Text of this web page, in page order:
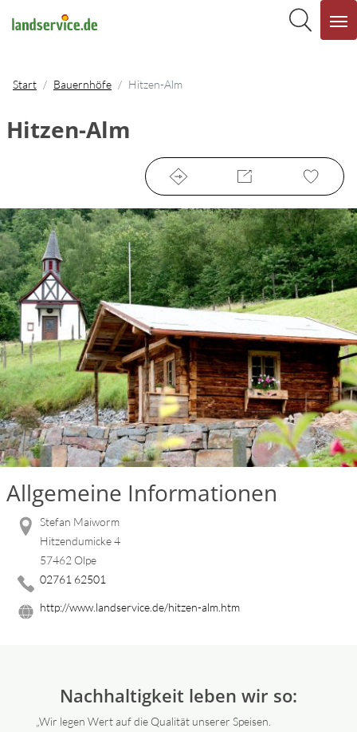
Start Bauernhöfe Hitzen-Alm
Hitzen-Alm
Allgemeine Informationen
Stefan Maiworm
Hitzendumicke 4
57462 Olpe
02761 62501
http://www.landservice.de/hitzen-alm.htm
Nachhaltigkeit leben wir so:
„Wir legen Wert auf die Qualität unserer Speisen.